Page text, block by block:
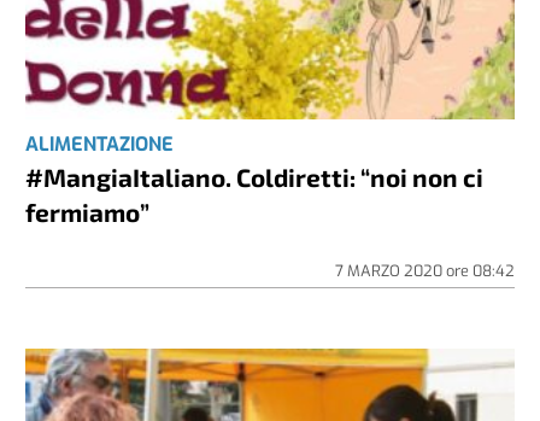
ALIMENTAZIONE
#MangiaItaliano. Coldiretti: “noi non ci
fermiamo”
7 MARZO 2020ore 08:42